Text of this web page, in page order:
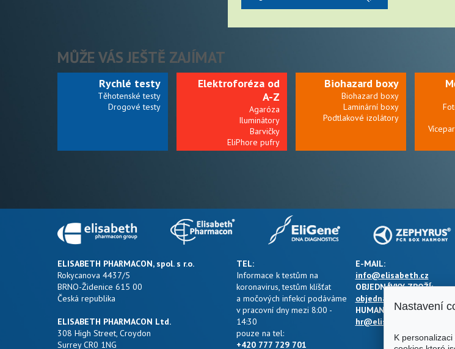
MŮŽE VÁS JEŠTĚ ZAJÍMAT
Rychlé testy
Těhotenské testy
Drogové testy
Elektroforéza od
A-Z
Agaróza
Iluminátory
Barvičky
EliPhore pufry
Biohazard boxy
Biohazard boxy
Laminární boxy
Podtlakové izolátory
ELISABETH PHARMACON, spol. s r.o.
Rokycanova 4437/5
BRNO-Židenice 615 00
Česká republika
ELISABETH PHARMACON Ltd.
308 High Street, Croydon
Surrey CR0 1NG
TEL:
Informace k testům na
koronavirus, testům klíšťat
a močových infekcí podáváme
v pracovní dny mezi 8:00 -
14:30
pouze na tel:
+420 777 729 701
E-MAIL:
info@elisabeth.cz
OBJEDNÁVKY ZBOŽÍ:
objednavky@elisabeth.cz
HUMAN RESOURCES:
hr@elisabeth.cz
Nastavení
K